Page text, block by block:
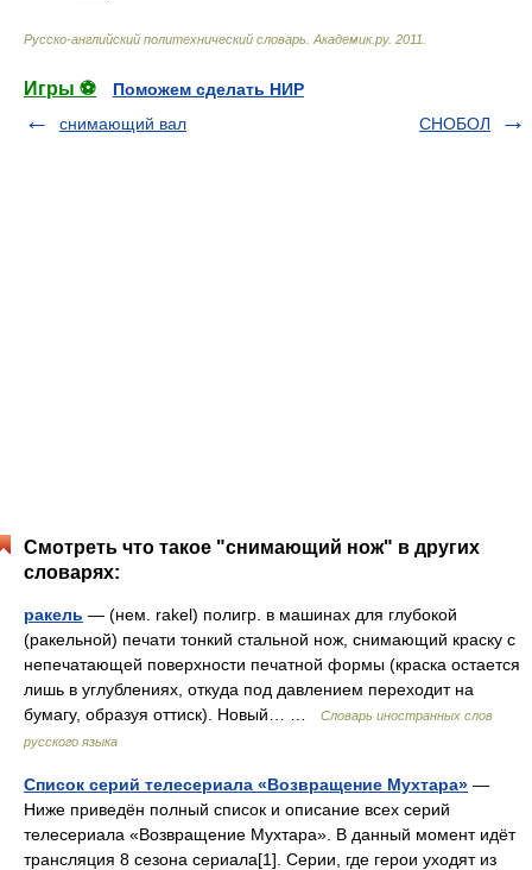
Русско-английский политехнический словарь Академик.ру. 2011
Игры ⚽
Поможем сделать НИР
снимающий вал
СНОБОЛ
Смотреть что такое "снимающий нож" в других
словарях:
ракель — (нем. rakel) полигр. в машинах для глубокой
(ракельной) печати тонкий стальной нож, снимающий краску с
непечатающей поверхности печатной формы (краска остается
лишь в углублениях, откуда под давлением переходит на
бумагу, образуя оттиск). Новый… …
Словарь иностранных слов
русского языка
Список серий телесериала «Возвращение Мухтара» —
Ниже приведён полный список и описание всех серий
телесериала «Возвращение Мухтара». В данный момент идёт
трансляция 8 сезона сериала[1]. Серии, где герои уходят из